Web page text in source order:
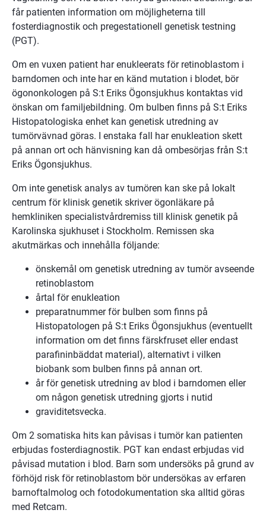
får patienten information om möjligheterna till
fosterdiagnostik och pregestationell genetisk testning
(PGT).
Om en vuxen patient har enukleerats för retinoblastom i
barndomen och inte har en känd mutation i blodet, bör
ögononkologen på S:t Eriks Ögonsjukhus kontaktas vid
önskan om familjebildning. Om bulben finns på S:t Eriks
Histopatologiska enhet kan genetisk utredning av
tumörvävnad göras. I enstaka fall har enukleation skett
på annan ort och hänvisning kan då ombesörjas från S:t
Eriks Ögonsjukhus.
Om inte genetisk analys av tumören kan ske på lokalt
centrum för klinisk genetik skriver ögonläkare på
hemkliniken specialistvårdremiss till klinisk genetik på
Karolinska sjukhuset i Stockholm. Remissen ska
akutmärkas och innehålla följande:
önskemål om genetisk utredning av tumör avseende
retinoblastom
årtal för enukleation
preparatnummer för bulben som finns på
Histopatologen på S:t Eriks Ögonsjukhus (eventuellt
information om det finns färskfruset eller endast
parafininbäddat material), alternativt i vilken
biobank som bulben finns på annan ort.
år för genetisk utredning av blod i barndomen eller
om någon genetisk utredning gjorts i nutid
graviditetsvecka.
Om 2 somatiska hits kan påvisas i tumör kan patienten
erbjudas fosterdiagnostik. PGT kan endast erbjudas vid
påvisad mutation i blod. Barn som undersöks på grund av
förhöjd risk för retinoblastom bör undersökas av erfaren
barnoftalmolog och fotodokumentation ska alltid göras
med Retcam.